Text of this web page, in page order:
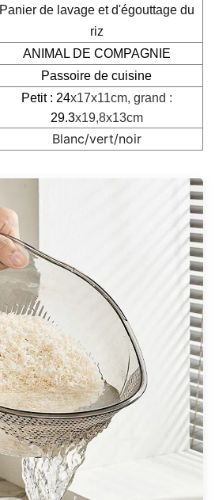
Panier de lavage et d'égouttage du
riz
ANIMAL DE COMPAGNIE
Passoire de cuisine
Petit : 24x17x11cm, grand :
29.3x19,8x13cm
Blanc/vert/noir